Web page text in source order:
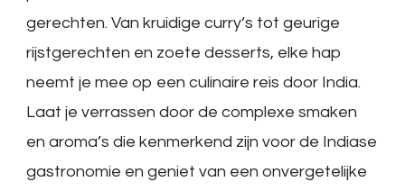
gerechten. Van kruidige curry’s tot geurige
rijstgerechten en zoete desserts, elke hap
neemt je mee op een culinaire reis door India.
Laat je verrassen door de complexe smaken
en aroma’s die kenmerkend zijn voor de Indiase
gastronomie en geniet van een onvergetelijke